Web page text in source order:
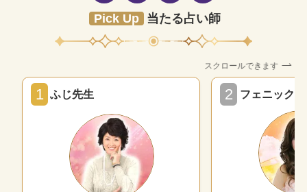
Pick Up 当たる占い師
スクロールできます
1 ふじ先生 2 フェニック